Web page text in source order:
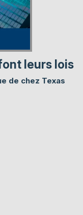
leurs lois
de chez Texas